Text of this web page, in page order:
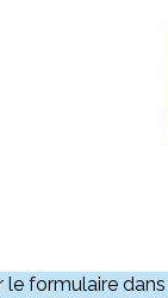
formulaire